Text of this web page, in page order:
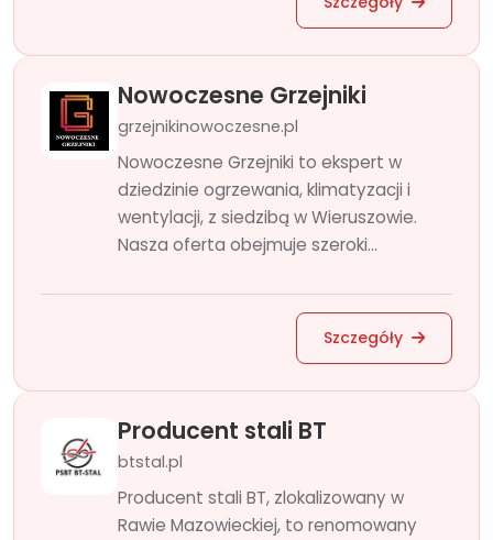
Nowoczesne Grzejniki
grzejnikinowoczesne.pl
Nowoczesne Grzejniki to ekspert w
dziedzinie ogrzewania, klimatyzacji i
wentylacji, z siedzibą w Wieruszowie.
Nasza oferta obejmuje szeroki...
Szczegóły
Producent stali BT
btstal.pl
Producent stali BT, zlokalizowany w
Rawie Mazowieckiej, to renomowany